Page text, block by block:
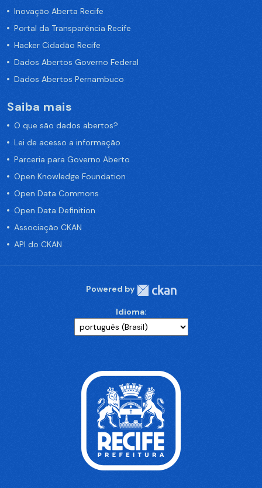
Inovação Aberta Recife
Portal da Transparência Recife
Hacker Cidadão Recife
Dados Abertos Governo Federal
Dados Abertos Pernambuco
Saiba mais
O que são dados abertos?
Lei de acesso a informação
Parceria para Governo Aberto
Open Knowledge Foundation
Open Data Commons
Open Data Definition
Associação CKAN
API do CKAN
Powered by
Idioma